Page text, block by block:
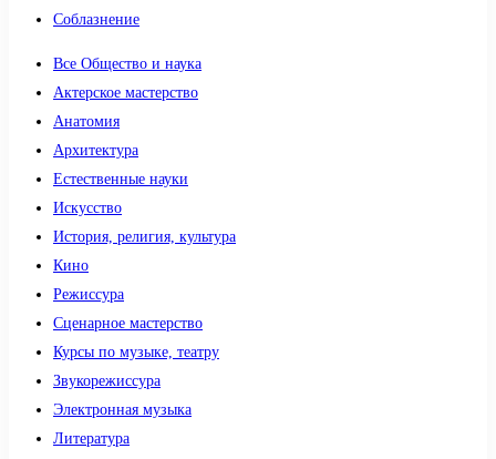
Соблазнение
Все Общество и наука
Актерское мастерство
Анатомия
Архитектура
Естественные науки
Искусство
История, религия, культура
Кино
Режиссура
Сценарное мастерство
Курсы по музыке, театру
Звукорежиссура
Электронная музыка
Литература